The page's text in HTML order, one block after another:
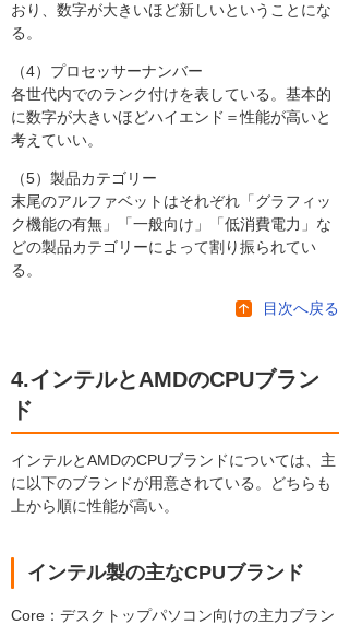
おり、数字が大きいほど新しいということにな
る。
（4）プロセッサーナンバー
各世代内でのランク付けを表している。基本的
に数字が大きいほどハイエンド＝性能が高いと
考えていい。
（5）製品カテゴリー
末尾のアルファベットはそれぞれ「グラフィッ
ク機能の有無」「一般向け」「低消費電力」な
どの製品カテゴリーによって割り振られてい
る。
目次へ戻る
4.インテルとAMDのCPUブラン
ド
インテルとAMDのCPUブランドについては、主
に以下のブランドが用意されている。どちらも
上から順に性能が高い。
インテル製の主なCPUブランド
Core：デスクトップパソコン向けの主力ブラン